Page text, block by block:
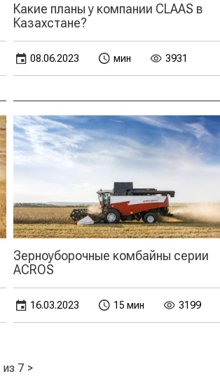
Какие планы у компании CLAAS в
Казахстане?
08.06.2023 мин 3931
Зерноуборочные комбайны серии
ACROS
16.03.2023 15 мин 3199
из 7 >